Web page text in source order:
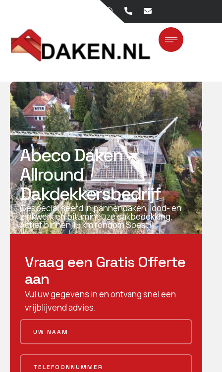
Abeco Daken –
Allround
Dakdekkersbedrijf
Gespecialiseerd in pannendaken, lood- en
zinkwerk en bitumineuze dakbedekking.
Actief binnen 15 km rondom Soest.
Vraag een Gratis Offerte
aan
Vul uw gegevens in en ontvang snel een
vrijblijvend advies.